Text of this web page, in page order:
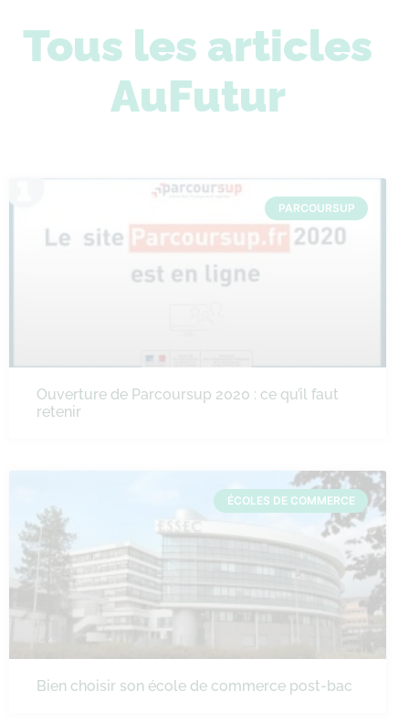
Tous les articles
AuFutur
PARCOURSUP
Ouverture de Parcoursup 2020 : ce qu’il faut
retenir
ÉCOLES DE COMMERCE
Bien choisir son école de commerce post-bac